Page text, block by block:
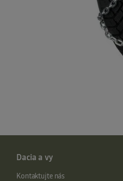
Dacia a vy
Kontaktujte nás